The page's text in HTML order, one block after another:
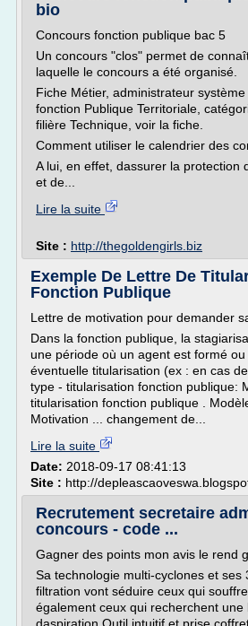
bio
Concours fonction publique bac 5
Un concours "clos" permet de
laquelle le concours a été organisé.
Fiche Métier, administrateur système
fonction Publique Territoriale,
filière Technique, voir la fiche.
Comment utiliser le calendrier des
A lui, en effet, dassurer la protection
et de...
Lire la suite
Site : http://thegoldengirls.biz
Exemple De Lettre De
Fonction Publique
Lettre de motivation pour demander
Dans la fonction publique, la
une période où un agent est formé
éventuelle titularisation (ex : en cas
type - titularisation fonction publique:
titularisation fonction publique .
Motivation ... changement de...
Lire la suite
Date: 2018-09-17 08:41:13
Site : http://
Recrutement secretaire
concours - code ...
Gagner des points mon avis le rend
Sa technologie multi-cyclones et ses
filtration vont séduire ceux qui
également ceux qui recherchent une